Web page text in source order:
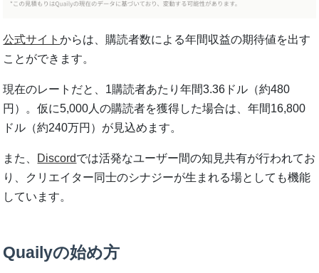
公式サイトからは、購読者数による年間収益の期待値を出す
ことができます。
現在のレートだと、1購読者あたり年間3.36ドル（約480
円）。仮に5,000人の購読者を獲得した場合は、年間16,800
ドル（約240万円）が見込めます。
また、 Discordでは活発なユーザー間の知見共有が行われてお
り、クリエイター同士のシナジーが生まれる場としても機能
しています。
Quailyの始め方